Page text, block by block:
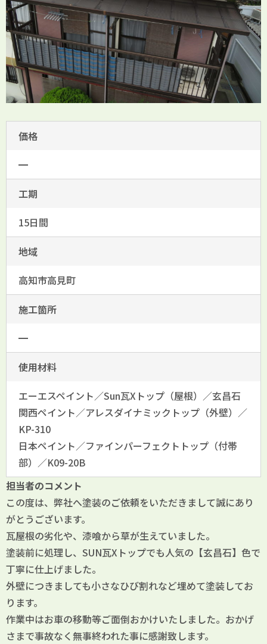
価格
━
工期
15日間
地域
高知市高見町
施工箇所
━
使用材料
エーエスペイント／Sun瓦Xトップ（屋根）／玄昌石
関西ペイント／アレスダイナミックトップ（外壁）／
KP-310
日本ペイント／ファインパーフェクトトップ（付帯
部）／K09-20B
担当者のコメント
この度は、弊社へ塗装のご依頼をいただきまして誠にあり
がとうございます。
瓦屋根の劣化や、漆喰から草が生えていました。
塗装前に処理し、SUN瓦Xトップでも人気の【玄昌石】色で
丁寧に仕上げました。
外壁につきましても小さなひび割れなど埋めて塗装してお
ります。
作業中はお車の移動等ご面倒おかけいたしました。おかげ
さまで事故なく無事終われた事に感謝致します。